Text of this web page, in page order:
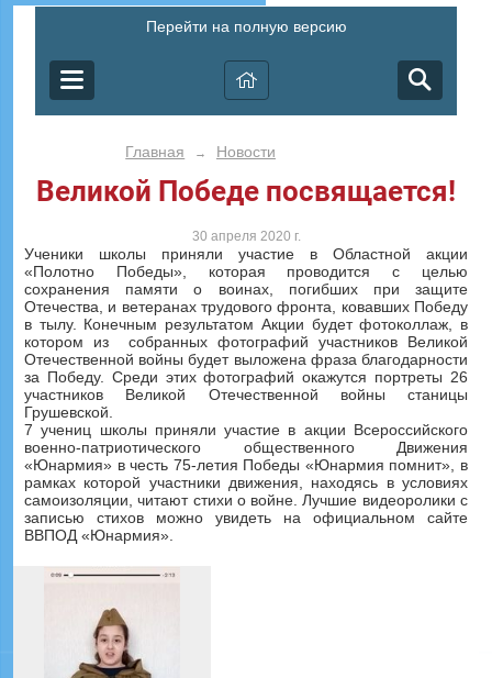
Перейти на полную версию
Главная → Новости
Великой Победе посвящается!
30 апреля 2020 г.
Ученики школы приняли участие в Областной акции
«Полотно Победы», которая проводится с целью
сохранения памяти о воинах, погибших при защите
Отечества, и ветеранах трудового фронта, ковавших Победу
в тылу. Конечным результатом Акции будет фотоколлаж, в
котором из собранных фотографий участников Великой
Отечественной войны будет выложена фраза благодарности
за Победу. Среди этих фотографий окажутся портреты 26
участников Великой Отечественной войны станицы
Грушевской.
7 учениц школы приняли участие в акции Всероссийского
военно-патриотического общественного Движения
«Юнармия» в честь 75-летия Победы «Юнармия помнит», в
рамках которой участники движения, находясь в условиях
самоизоляции, читают стихи о войне. Лучшие видеоролики с
записью стихов можно увидеть на официальном сайте
ВВПОД «Юнармия».